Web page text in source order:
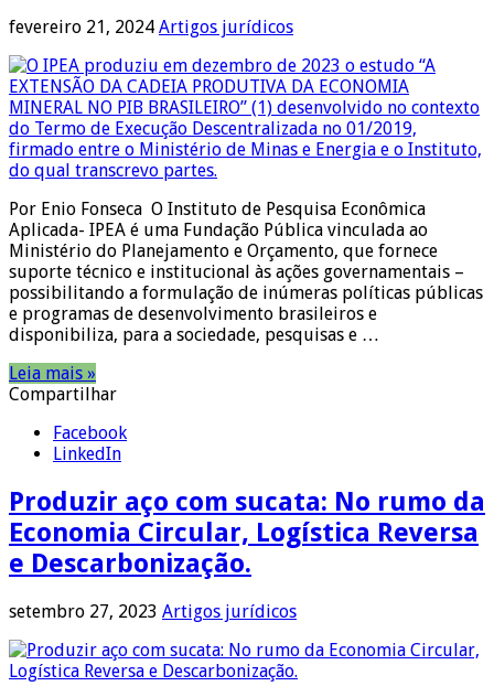
fevereiro 21, 2024 Artigos jurídicos
Por Enio Fonseca O Instituto de Pesquisa Econômica
Aplicada- IPEA é uma Fundação Pública vinculada ao
Ministério do Planejamento e Orçamento, que fornece
suporte técnico e institucional às ações governamentais –
possibilitando a formulação de inúmeras políticas públicas
e programas de desenvolvimento brasileiros e
disponibiliza, para a sociedade, pesquisas e …
Leia mais »
Compartilhar
Facebook
LinkedIn
Produzir aço com sucata: No rumo da
Economia Circular, Logística Reversa
e Descarbonização.
setembro 27, 2023 Artigos jurídicos